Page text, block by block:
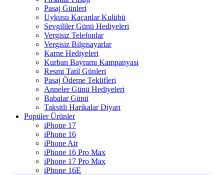
Pasaj Günleri
Uykusu Kaçanlar Kulübü
Sevgililer Günü Hediyeleri
Vergisiz Telefonlar
Vergisiz Bilgisayarlar
Karne Hediyeleri
Kurban Bayramı Kampanyası
Resmi Tatil Günleri
Pasaj Ödeme Teklifleri
Anneler Günü Hediyeleri
Babalar Günü
Taksitli Harikalar Diyarı
Popüler Ürünler
iPhone 17
iPhone 16
iPhone Air
iPhone 16 Pro Max
iPhone 17 Pro Max
iPhone 16E